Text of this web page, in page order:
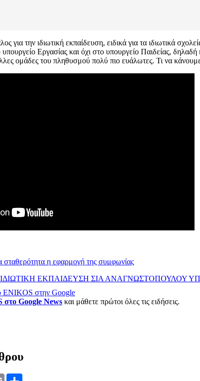
για την ιδιωτική εκπαίδευση, ειδικά για τα ιδιωτικά
Εργασίας και όχι στο υπουργείο Παιδείας,
ομάδες του πληθυσμού πολύ πιο ευάλωτες. Τι να
σταθερότητα η εφαρμογή της συμφωνίας
ΙΔΙΩΤΙΚΗ ΕΚΠΑΙΔΕΥΣΗ ΣΙΑ ΑΝΑΓΝΩΣΤΟΠΟΥΛΟΥ
ENIKOS στην Google
στο Google News και μάθετε πρώτοι όλες τις ειδήσεις.
Email